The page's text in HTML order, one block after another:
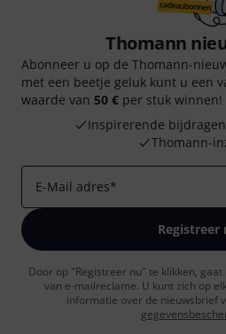
Thomann
Abonneer u op de Thomann-
met een beetje geluk kunt u een
waarde van 50 € per stuk winnen!
Inspirerende bijdragen
Thomann-
E-Mail adres*
Registreer
Door op "Registreer nu" te klikken,
van e-mailreclame. U kunt zich op
informatie over de nieuwsbrief